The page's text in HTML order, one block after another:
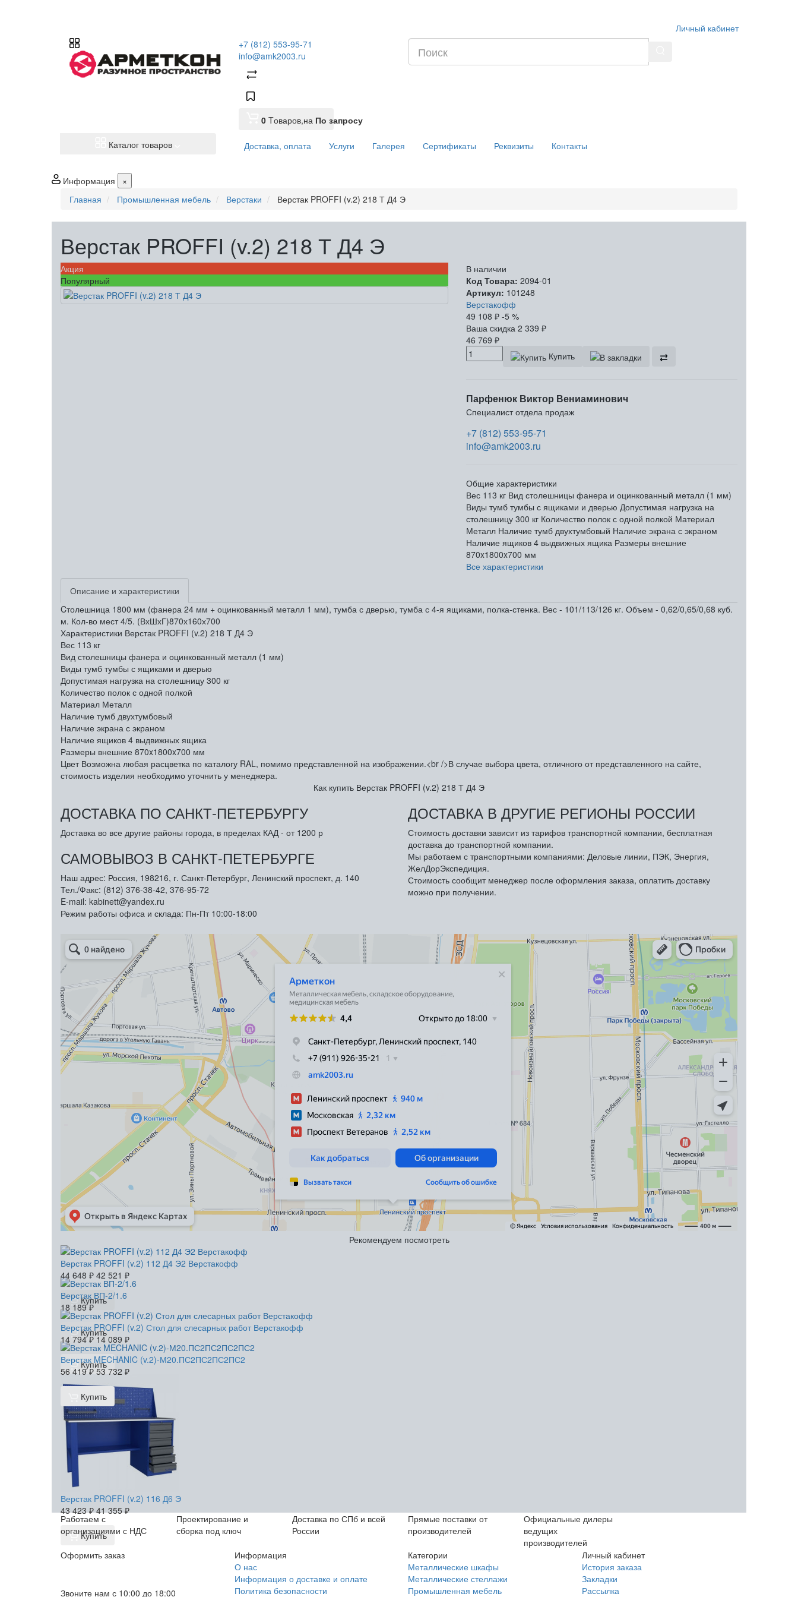
Личный кабинет
+7 (812) 553-95-71
info@amk2003.ru
0 Tоваров,на По запросу
Каталог товаров Доставка, оплата Услуги Галерея Сертификаты Реквизиты Контакты
Информация
×
Главная
Промышленная мебель Верстаки Верстак PROFFI (v.2) 218 Т Д4 Э
Верстак PROFFI (v.2) 218 Т Д4 Э
Акция
Популярный
В наличии
Код Товара: 2094-01
Артикул: 101248
Верстакофф
49 108 ₽ -5 %
Ваша cкидка 2 339 ₽
46 769 ₽
Купить
Парфенюк Виктор Вениаминович
Специалист отдела продаж
+7 (812) 553-95-71
info@amk2003.ru
Общие характеристики
Вес 113 кг Вид столешницы фанера и оцинкованный металл (1 мм)
Виды тумб тумбы с ящиками и дверью Допустимая нагрузка на
столешницу 300 кг Количество полок с одной полкой Материал
Металл Наличие тумб двухтумбовый Наличие экрана с экраном
Наличие ящиков 4 выдвижных ящика Размеры внешние
870x1800x700 мм
Все характеристики
Описание и характеристики
Cтолешница 1800 мм (фанера 24 мм + оцинкованный металл 1 мм), тумба с дверью, тумба с 4-я ящиками, полка-стенка. Вес - 101/113/126 кг. Объем - 0,62/0,65/0,68 куб.
м. Кол-во мест 4/5. (ВхШхГ)870х160х700
Характеристики Верстак PROFFI (v.2) 218 Т Д4 Э
Вес 113 кг
Вид столешницы фанера и оцинкованный металл (1 мм)
Виды тумб тумбы с ящиками и дверью
Допустимая нагрузка на столешницу 300 кг
Количество полок с одной полкой
Материал Металл
Наличие тумб двухтумбовый
Наличие экрана с экраном
Наличие ящиков 4 выдвижных ящика
Размеры внешние 870x1800x700 мм
Цвет Возможна любая расцветка по каталогу RAL, помимо представленной на изображении.<br />В случае выбора цвета, отличного от представленного на сайте,
стоимость изделия необходимо уточнить у менеджера.
Как купить Верстак PROFFI (v.2) 218 Т Д4 Э
ДОСТАВКА ПО САНКТ-ПЕТЕРБУРГУ
Доставка во все другие районы города, в пределах КАД - от 1200 р
САМОВЫВОЗ В САНКТ-ПЕТЕРБУРГЕ
Наш адрес: Россия, 198216, г. Санкт-Петербург, Ленинский проспект, д. 140
Тел./Факс: (812) 376-38-42, 376-95-72
E-mail: kabinett@yandex.ru
Режим работы офиса и склада: Пн-Пт 10:00-18:00
ДОСТАВКА В ДРУГИЕ РЕГИОНЫ РОССИИ
Стоимость доставки зависит из тарифов транспортной компании, бесплатная
доставка до транспортной компании.
Мы работаем с транспортными компаниями: Деловые линии, ПЭК, Энергия,
ЖелДорЭкспедиция.
Стоимость сообщит менеджер после оформления заказа, оплатить доставку
можно при получении.
Металлическая мебель в Санкт‑Петербурге
Торговое оборудование в Санкт‑Петербурге
Рекомендуем посмотреть
Верстак PROFFI (v.2) 112 Д4 Э2 Верстакофф
44 648 ₽ 42 521 ₽
Купить
Верстак ВП-2/1.6
18 189₽
Купить
Верстак PROFFI (v.2) Стол для слесарных работ Верстакофф
14 794₽ 14 089 ₽
Купить
Верстак MECHANIC (v.2)-М20.ПС2ПС2ПС2ПС2
56 419₽ 53 732 ₽
Купить
Верстак PROFFI (v.2) 116 Д6 Э
43 423₽ 41 355₽
Купить
Работаем с
организациями с НДС
Проектирование и
сборка под ключ
Доставка по СПб и всей
России
Прямые поставки от
производителей
Официальные дилеры
ведущих
производителей
Оформить заказ
Звоните нам с 10:00 до 18:00
Информация
О нас
Информация о доставке и оплате
Политика безопасности
Категории
Металлические шкафы
Металлические стеллажи
Промышленная мебель
Личный кабинет
История заказа
Закладки
Рассылка